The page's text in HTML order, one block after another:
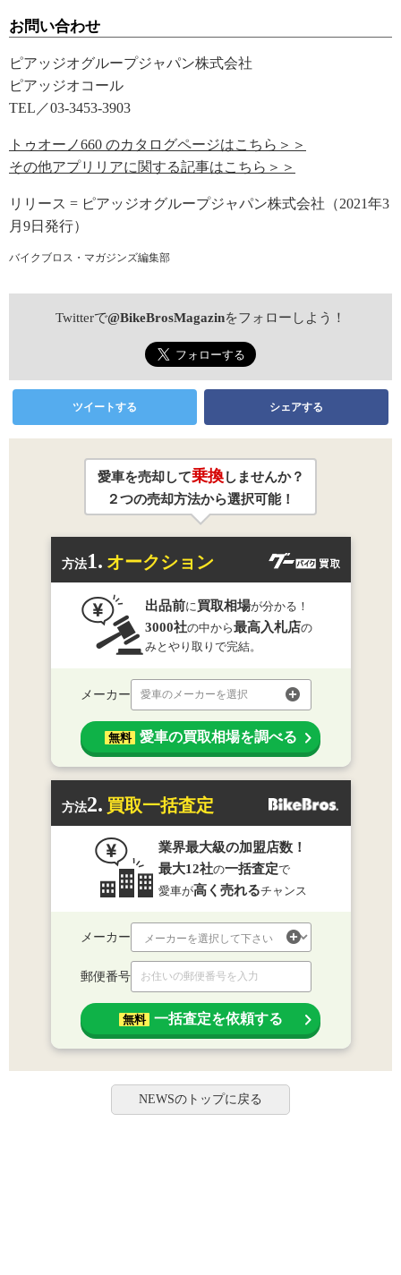
お問い合わせ
ピアッジオグループジャパン株式会社
ピアッジオコール
TEL／03-3453-3903
トゥオーノ660 のカタログページはこちら＞＞
その他アプリリアに関する記事はこちら＞＞
リリース = ピアッジオグループジャパン株式会社（2021年3
月9日発行）
バイクブロス・マガジンズ編集部
Twitterで@BikeBrosMagazinをフォローしよう！
ツイートする シェアする
愛車を売却して乗換しませんか？
２つの売却方法から選択可能！
方法1. オークション
出品前に買取相場が分かる！
3000社の中から最高入札店の
みとやり取りで完結。
メーカー 愛車のメーカーを選択
無料 愛車の買取相場を調べる
方法2. 買取一括査定
業界最大級の加盟店数！
最大12社の一括査定で
愛車が高く売れるチャンス
メーカー
郵便番号
無料 一括査定を依頼する
NEWSのトップに戻る